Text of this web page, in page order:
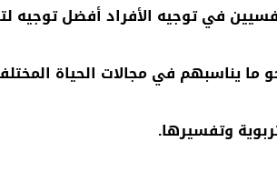
في توجيه الأفراد أفضل
ما يناسبهم في مجالات الحياة
وتفسيرها.